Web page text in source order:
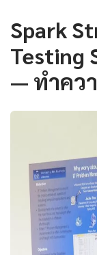
Spark
Testing
— ทำคว